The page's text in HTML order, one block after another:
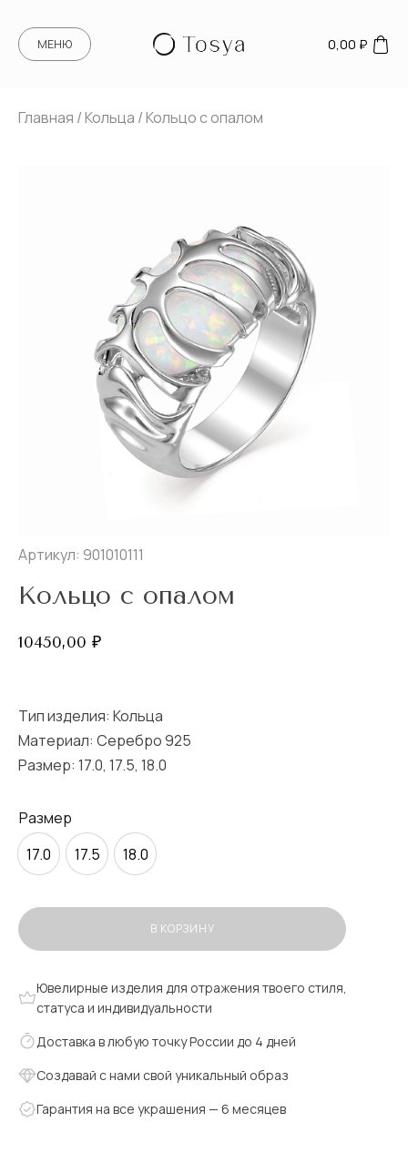
МЕНЮ 0,00 ₽
Главная /Кольца / Кольцо с опалом
Артикул: 901010111
Кольцо с опалом
10450,00 ₽
Тип изделия: Кольца
Материал: Серебро 925
Размер: 17.0, 17.5, 18.0
Размер
17.0
17.5 18.0
В КОРЗИНУ
Ювелирные изделия для отражения твоего стиля,
статуса и индивидуальности
Доставка в любую точку России до 4 дней
Создавай с нами свой уникальный образ
Гарантия на все украшения — 6 месяцев